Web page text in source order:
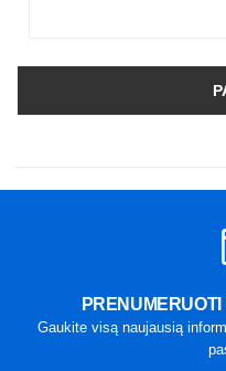
Gaukite visą naujausią